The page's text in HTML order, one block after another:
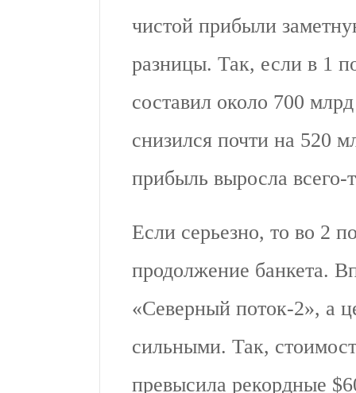
чистой прибыли
разницы. Так, если в 1
составил около 700
снизился почти на 520
прибыль выросла
Если серьезно, то во 2
продолжение банкета.
«Северный поток-2», а
сильными. Так,
превысила рекордные